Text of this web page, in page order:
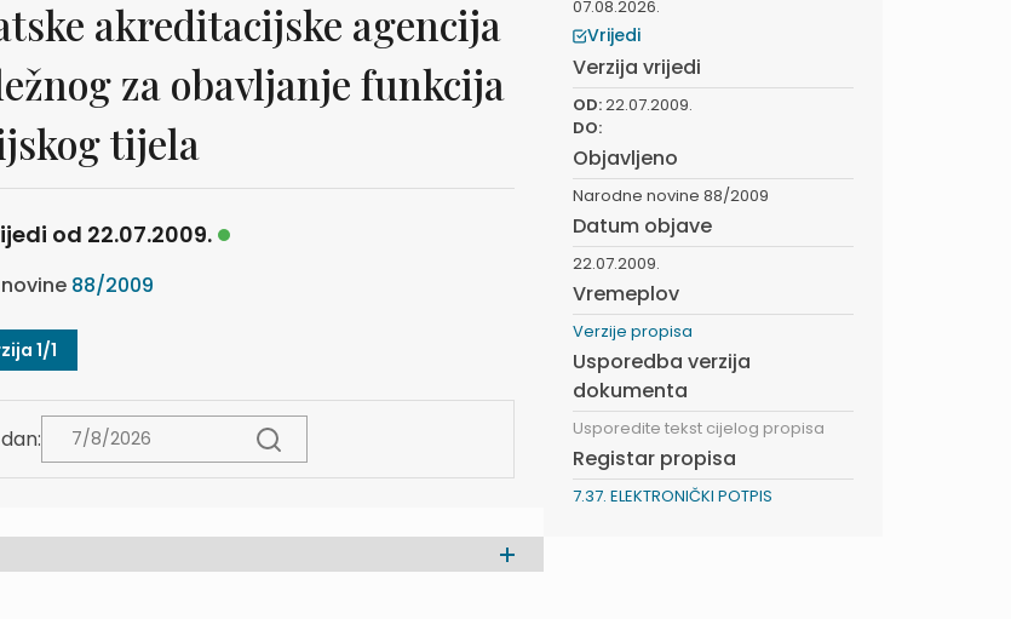
akreditacijske agencija
za obavljanje funkcija
tijela
od 22.07.2009.
88/2009
1/1
07.08.2026.
Vrijedi
Verzija vrijedi
OD:22.07.2009.
DO:
Objavljeno
Narodne novine 88/2009
Datum objave
22.07.2009.
Vremeplov
Verzije propisa
Usporedba verzija
dokumenta
Usporedite tekst cijelog propisa
Registar propisa
7.37. ELEKTRONIČKI POTPIS